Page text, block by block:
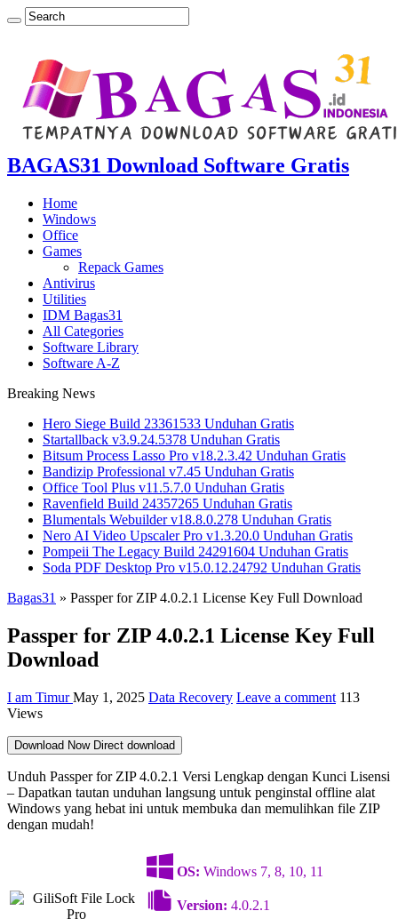
BAGAS31 Download Software Gratis
Home
Windows
Office
Games
Repack Games
Antivirus
Utilities
IDM Bagas31
All Categories
Software Library
Software A-Z
Breaking News
Hero Siege Build 23361533 Unduhan Gratis
Startallback v3.9.24.5378 Unduhan Gratis
Bitsum Process Lasso Pro v18.2.3.42 Unduhan Gratis
Bandizip Professional v7.45 Unduhan Gratis
Office Tool Plus v11.5.7.0 Unduhan Gratis
Ravenfield Build 24357265 Unduhan Gratis
Blumentals Webuilder v18.8.0.278 Unduhan Gratis
Nero AI Video Upscaler Pro v1.3.20.0 Unduhan Gratis
Pompeii The Legacy Build 24291604 Unduhan Gratis
Soda PDF Desktop Pro v15.0.12.24792 Unduhan Gratis
Bagas31 » Passper for ZIP 4.0.2.1 License Key Full Download
Passper for ZIP 4.0.2.1 License Key Full
Download
I am TimurMay 1, 2025 Data Recovery Leave a comment 113
Views
Download Now Direct download
Unduh Passper for ZIP 4.0.2.1 Versi Lengkap dengan Kunci Lisensi
– Dapatkan tautan unduhan langsung untuk penginstal offline alat
Windows yang hebat ini untuk membuka dan memulihkan file ZIP
dengan mudah!
OS: Windows 7, 8, 10, 11
Version: 4.0.2.1